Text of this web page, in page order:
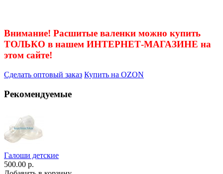
Внимание! Расшитые валенки можно купить
ТОЛЬКО в нашем ИНТЕРНЕТ-МАГАЗИНЕ на
этом сайте!
Сделать оптовый заказ Купить на OZON
Рекомендуемые
Галоши детские
500.00 р.